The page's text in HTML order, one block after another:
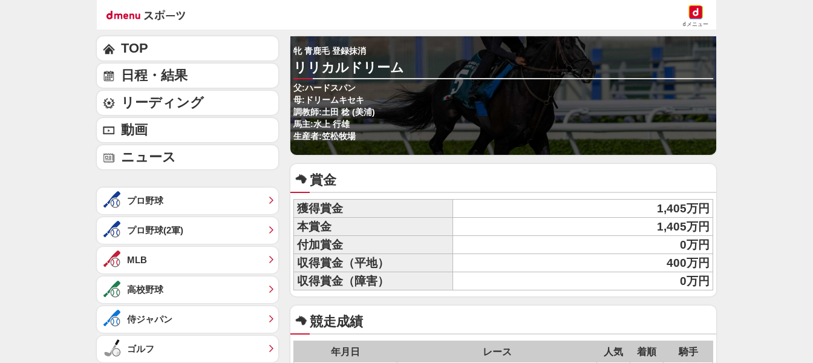
dメニュー
牝 青鹿毛 登録抹消
リリカルドリーム
父:ハードスパン
母:ドリームキセキ
調教師:土田 稔 (美浦)
馬主:水上 行雄
生産者:笠松牧場
賞金
獲得賞金
1,405万円
本賞金
1,405万円
付加賞金
0万円
収得賞金（平地）
400万円
収得賞金（障害）
0万円
競走成績
年月日 レース 人気 着順 騎手
TOP
日程・結果
リーディング
動画
ニュース
プロ野球
プロ野球(2軍)
MLB
高校野球
侍ジャパン
ゴルフ